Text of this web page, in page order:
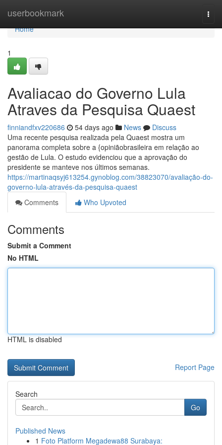
userbookmark
Home
Home
1
Avaliacao do Governo Lula
Atraves da Pesquisa Quaest
finniandfxv220686 54 days ago News
Discuss
Uma recente pesquisa realizada pela Quaest mostra um
panorama completa sobre a {opiniãobrasileira em relação ao
gestão de Lula. O estudo evidenciou que a aprovação do
presidente se manteve nos últimos semanas.
https://martinaqsyj613254.gynoblog.com/38823070/avaliação-do-
governo-lula-através-da-pesquisa-quaest
Comments
Who Upvoted
Comments
Submit a Comment
No HTML
HTML is disabled
Report Page
Search
Go
Published News
1 Foto Platform Megadewa88 Surabaya: